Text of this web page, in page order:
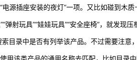
源插座安装的夜灯”一项。又比如碰到木
弹射玩具”“娃娃玩具”“安全座椅”，就发现
目录中是否有列举该产品。不过需要注意
用该类产品的通用名称去匹配，比如目录